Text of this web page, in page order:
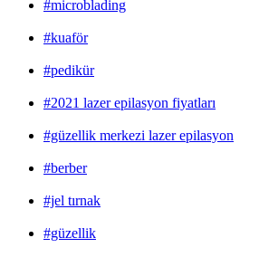
#microblading
#kuaför
#pedikür
#2021 lazer epilasyon fiyatları
#güzellik merkezi lazer epilasyon
#berber
#jel tırnak
#güzellik